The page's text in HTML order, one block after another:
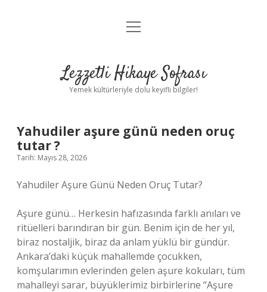
Anasayfa
Yasal Uyarı
menüyü
Lezzetli Hikaye Sofrası
Yemek kültürleriyle dolu keyifli bilgiler!
Yahudiler aşure günü neden oruç
tutar ?
Tarih: Mayıs 28, 2026
Yahudiler Aşure Günü Neden Oruç Tutar?
Aşure günü… Herkesin hafızasında farklı anıları ve
ritüelleri barındıran bir gün. Benim için de her yıl,
biraz nostaljik, biraz da anlam yüklü bir gündür.
Ankara’daki küçük mahallemde çocukken,
komşularımın evlerinden gelen aşure kokuları, tüm
mahalleyi sarar, büyüklerimiz birbirlerine “Aşure